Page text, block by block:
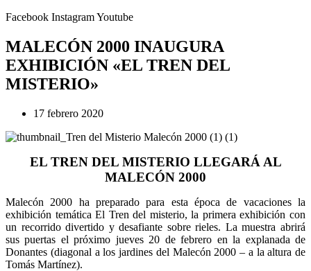
Facebook InstagramYoutube
MALECÓN 2000 INAUGURA
EXHIBICIÓN «EL TREN DEL
MISTERIO»
17 febrero 2020
EL TREN DEL MISTERIO LLEGARÁ AL
MALECÓN 2000
Malecón 2000 ha preparado para esta época de vacaciones la
exhibición temática El Tren del misterio, la primera exhibición con
un recorrido divertido y desafiante sobre rieles. La muestra abrirá
sus puertas el próximo jueves 20 de febrero en la explanada de
Donantes (diagonal a los jardines del Malecón 2000 – a la altura de
Tomás Martínez).